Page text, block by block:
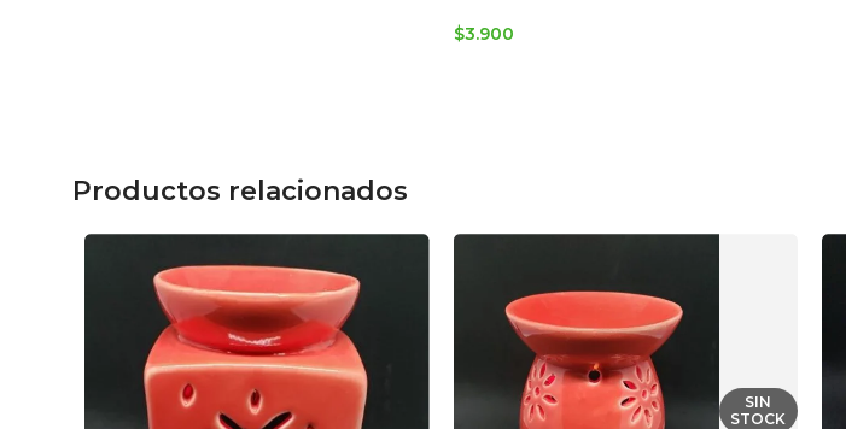
$3.900
Productos relacionados
SIN
STOCK